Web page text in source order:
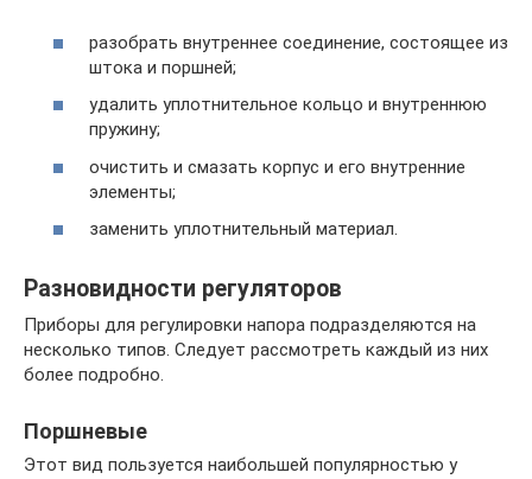
разобрать внутреннее соединение, состоящее из
штока и поршней;
удалить уплотнительное кольцо и внутреннюю
пружину;
очистить и смазать корпус и его внутренние
элементы;
заменить уплотнительный материал.
Разновидности регуляторов
Приборы для регулировки напора подразделяются на
несколько типов. Следует рассмотреть каждый из них
более подробно.
Поршневые
Этот вид пользуется наибольшей популярностью у